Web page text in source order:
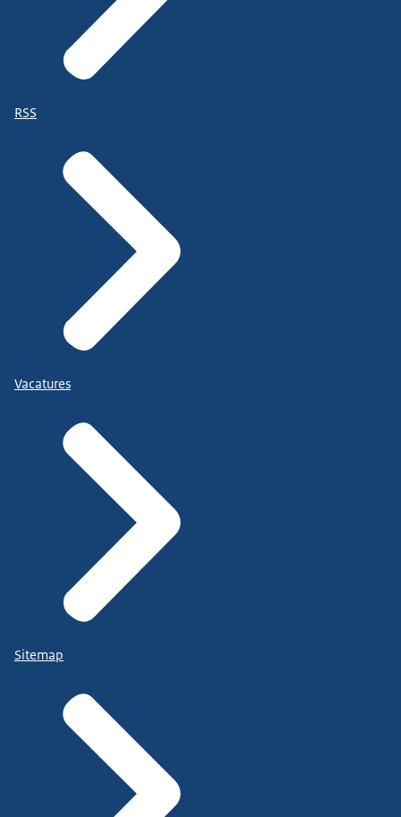
RSS
Vacatures
Sitemap